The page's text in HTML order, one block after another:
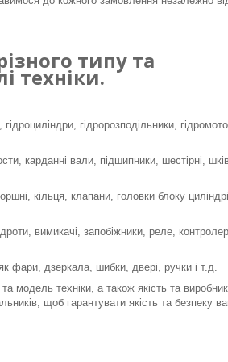
типу та
техніки.
гідророзподільники,
карданні вали, підшипники, шестірні,
кільця, клапани, головки блоку
вимикачі, запобіжники, реле,
фари, дзеркала, шибки, двері, ручки і т.д.
модель техніки, а також якість та
щоб гарантувати якість та безпеку